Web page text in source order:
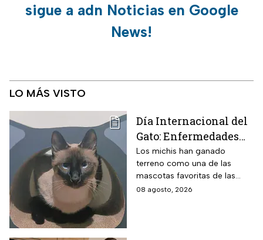
sigue a adn Noticias en Google
News!
LO MÁS VISTO
Día Internacional del
Gato: Enfermedades
más comunes y cómo
cuidar a estos felinos
Los michis han ganado
terreno como una de las
mascotas favoritas de las
familias mexicanas y hoy 8 de
08 agosto, 2026